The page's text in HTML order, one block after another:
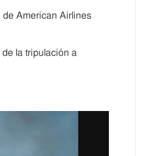
de American Airlines
la tripulación a